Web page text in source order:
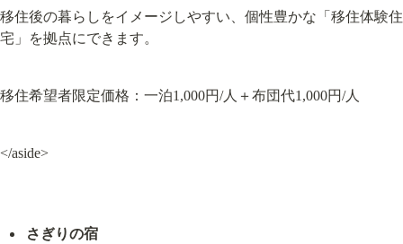
移住後の暮らしをイメージしやすい、個性豊かな「移住体験住
宅」を拠点にできます。
移住希望者限定価格：一泊1,000円/人＋布団代1,000円/人
</aside>
さぎりの宿